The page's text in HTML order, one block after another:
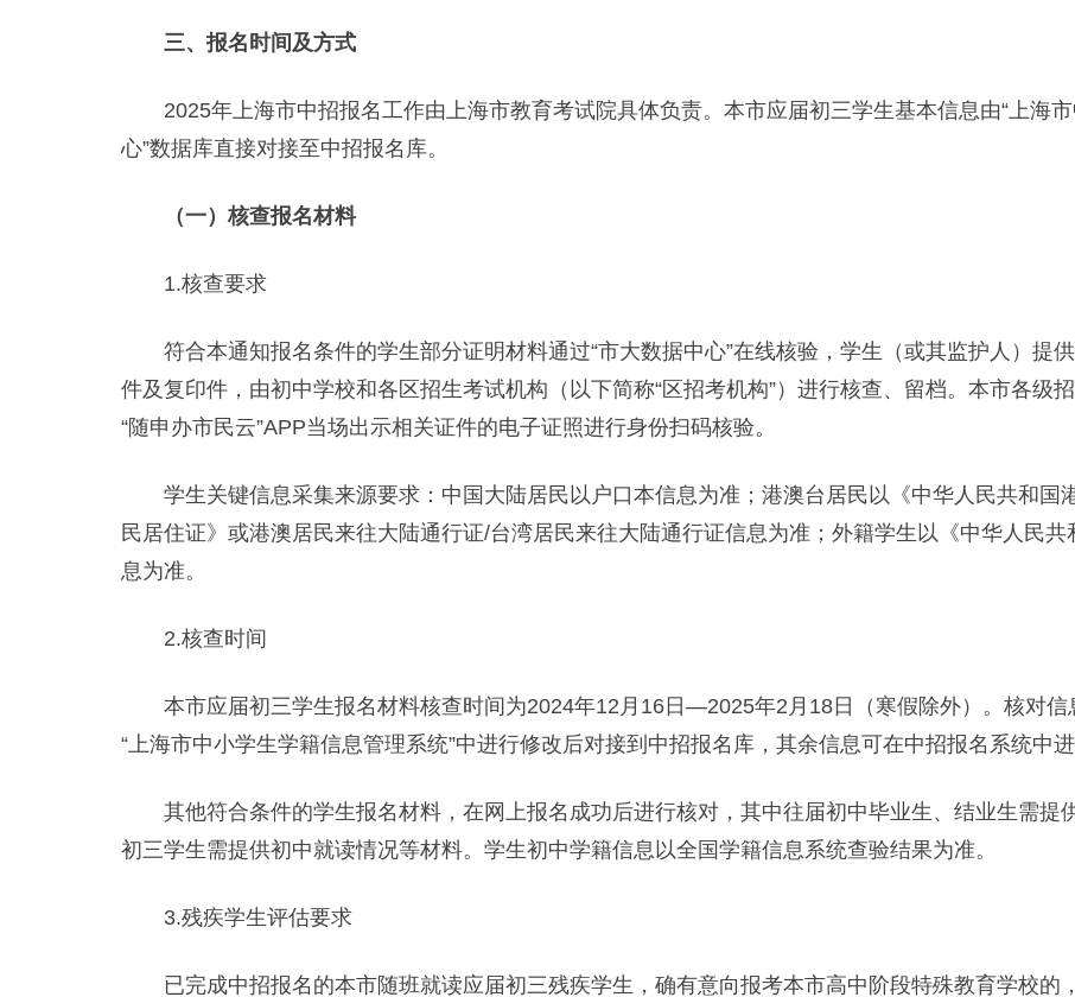
三、报名时间及方式
2025年上海市中招报名工作由上海市教育考试院具体负责。本市应届初三学生基本信息由“上海市
心”数据库直接对接至中招报名库。
（一）核查报名材料
1.核查要求
符合本通知报名条件的学生部分证明材料通过“市大数据中心”在线核验，学生（或其监护人）提
件及复印件，由初中学校和各区招生考试机构（以下简称“区招考机构”）进行核查、留档。本市各级
“随申办市民云”APP当场出示相关证件的电子证照进行身份扫码核验。
学生关键信息采集来源要求：中国大陆居民以户口本信息为准；港澳台居民以《中华人民共和国
民居住证》或港澳居民来往大陆通行证/台湾居民来往大陆通行证信息为准；外籍学生以《中华人民
息为准。
2.核查时间
本市应届初三学生报名材料核查时间为2024年12月16日—2025年2月18日（寒假除外）。核对信
“上海市中小学生学籍信息管理系统”中进行修改后对接到中招报名库，其余信息可在中招报名系统中进
其他符合条件的学生报名材料，在网上报名成功后进行核对，其中往届初中毕业生、结业生需提
初三学生需提供初中就读情况等材料。学生初中学籍信息以全国学籍信息系统查验结果为准。
3.残疾学生评估要求
已完成中招报名的本市随班就读应届初三残疾学生，确有意向报考本市高中阶段特殊教育学校的